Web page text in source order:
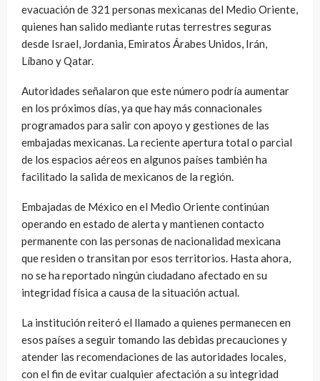
evacuación de 321 personas mexicanas del Medio Oriente,
quienes han salido mediante rutas terrestres seguras
desde Israel, Jordania, Emiratos Árabes Unidos, Irán,
Líbano y Qatar.
Autoridades señalaron que este número podría aumentar
en los próximos días, ya que hay más connacionales
programados para salir con apoyo y gestiones de las
embajadas mexicanas. La reciente apertura total o parcial
de los espacios aéreos en algunos países también ha
facilitado la salida de mexicanos de la región.
Embajadas de México en el Medio Oriente continúan
operando en estado de alerta y mantienen contacto
permanente con las personas de nacionalidad mexicana
que residen o transitan por esos territorios. Hasta ahora,
no se ha reportado ningún ciudadano afectado en su
integridad física a causa de la situación actual.
La institución reiteró el llamado a quienes permanecen en
esos países a seguir tomando las debidas precauciones y
atender las recomendaciones de las autoridades locales,
con el fin de evitar cualquier afectación a su integridad